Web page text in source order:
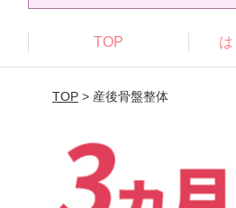
TOP
TOP> 産後骨盤整体